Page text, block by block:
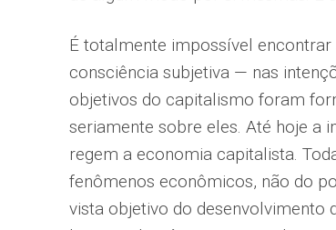
É totalmente impossível
consciência subjetiva — nas
objetivos do capitalismo foram
seriamente sobre eles. Até hoje a
regem a economia capitalista.
fenômenos econômicos, não do
vista objetivo do desenvolvimento